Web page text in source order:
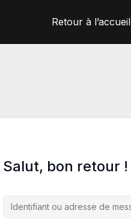
Retour à l’accueil
Salut, bon retour !